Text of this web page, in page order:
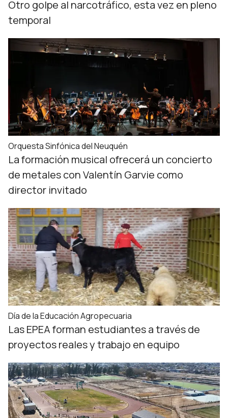
Otro golpe al narcotráfico, esta vez en pleno
temporal
Orquesta Sinfónica del Neuquén
La formación musical ofrecerá un concierto
de metales con Valentín Garvie como
director invitado
Día de la Educación Agropecuaria
Las EPEA forman estudiantes a través de
proyectos reales y trabajo en equipo